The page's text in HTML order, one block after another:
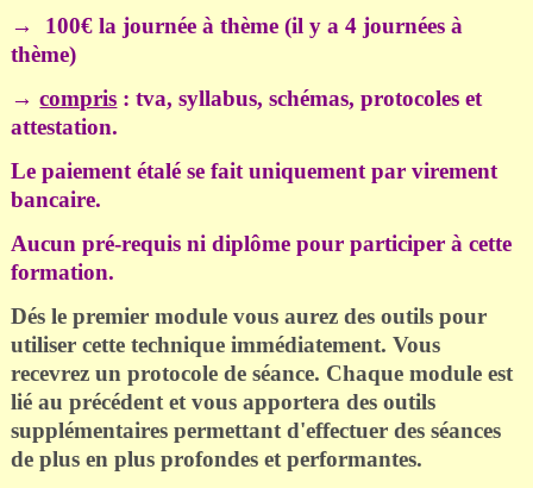
→ 100€ la journée à thème (il y a 4 journées à
thème)
→ compris : tva,syllabus, schémas, protocoles et
attestation.
Le paiement étalé se fait uniquement par virement
bancaire.
Aucun pré-requis ni diplôme pour participer à cette
formation.
Dés le premier module vous aurez des outils pour
utiliser cette technique immédiatement. Vous
recevrez un protocole de séance. Chaque module est
lié au précédent et vous apportera des outils
supplémentaires permettant d'effectuer des séances
de plus en plus profondes et performantes.